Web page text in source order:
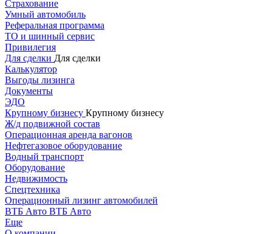
Страхование
Умный автомобиль
Реферальная программа
ТО и шинный сервис
Привилегия
Для сделки Для сделки
Калькулятор
Выгоды лизинга
Документы
ЭДО
Крупному бизнесу Крупному бизнесу
Ж/д подвижной состав
Операционная аренда вагонов
Нефтегазовое оборудование
Водный транспорт
Оборудование
Недвижимость
Спецтехника
Операционный лизинг автомобилей
ВТБ Авто ВТБ Авто
Еще